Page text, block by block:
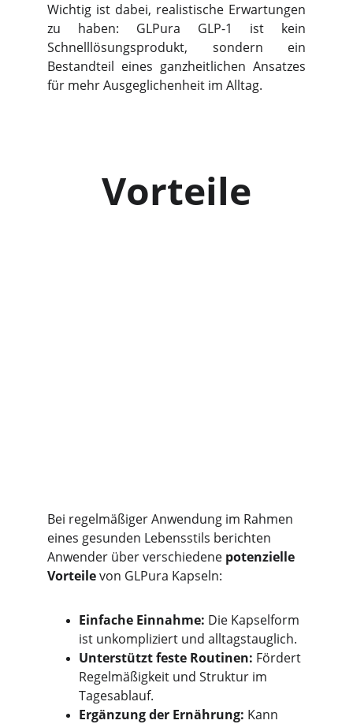
Wichtig ist dabei, realistische Erwartungen
zu haben: GLPura GLP-1 ist kein
Schnelllösungsprodukt, sondern ein
Bestandteil eines ganzheitlichen Ansatzes
für mehr Ausgeglichenheit im Alltag.
Vorteile
Bei regelmäßiger Anwendung im Rahmen
eines gesunden Lebensstils berichten
Anwender über verschiedene potenzielle
Vorteile von GLPura Kapseln:
Einfache Einnahme: Die Kapselform
ist unkompliziert und alltagstauglich.
Unterstützt feste Routinen: Fördert
Regelmäßigkeit und Struktur im
Tagesablauf.
Ergänzung der Ernährung: Kann